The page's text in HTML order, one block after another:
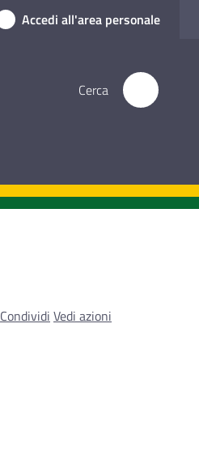
Accedi all'area personale
Cerca
Condividi Vedi azioni